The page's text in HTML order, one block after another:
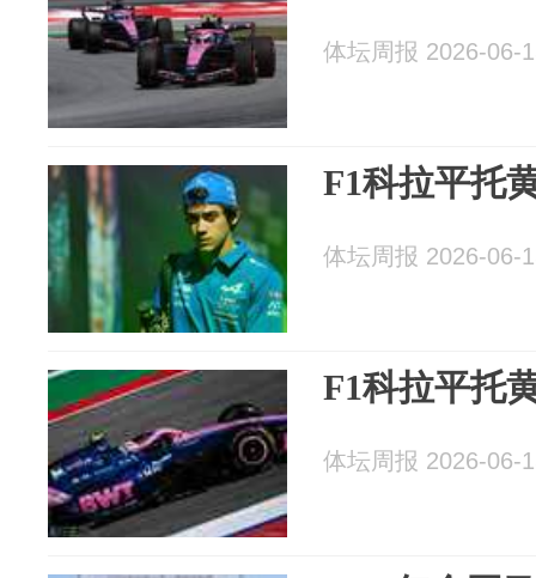
体坛周报 2026-06-
F1科拉平托
体坛周报 2026-06-
F1科拉平托
体坛周报 2026-06-